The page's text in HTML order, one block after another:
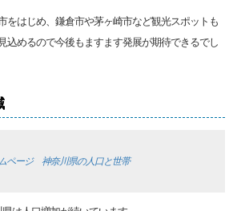
をはじめ、鎌倉市や茅ヶ崎市など観光スポットも
込めるので今後もますます発展が期待できるでし
ページ 神奈川県の人口と世帯